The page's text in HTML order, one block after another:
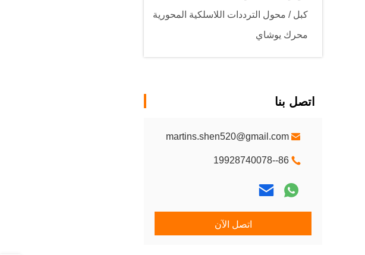
كبل / محول الترددات اللاسلكية المحورية
محرك يوشاي
اتصل بنا
martins.shen520@gmail.com
86--19928740078
اتصل الآن